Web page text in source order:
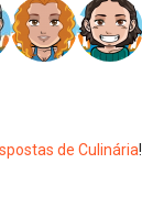
de Culinária!